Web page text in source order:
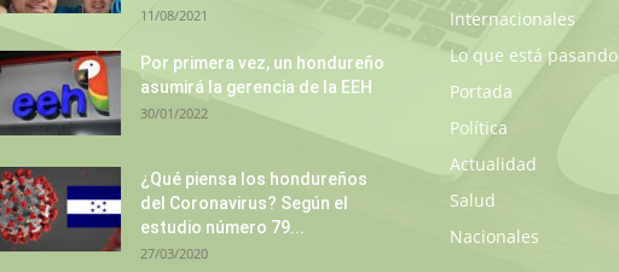
11/08/2021
Por primera vez, un hondureño
asumirá la gerencia de la EEH
30/01/2022
¿Qué piensa los hondureños
del Coronavirus? Según el
estudio número 79...
27/03/2020
Internacionales
Lo que está pasando
Portada
Política
Actualidad
Salud
Nacionales